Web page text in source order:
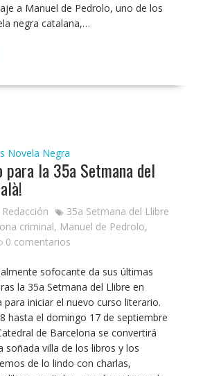
a Manuel de Pedrolo, uno de los
negra catalana,…
Novela Negra
para la 35a Setmana del
Redacción
35a Setmana del Llibre
criminal, Manuel de Pedrolo,
0 comentarios
sofocante da sus últimas
la 35a Setmana del Llibre en
para iniciar el nuevo curso literario.
hasta el domingo 17 de septiembre
de Barcelona se convertirá
soñada villa de los libros y los
de lo lindo con charlas,